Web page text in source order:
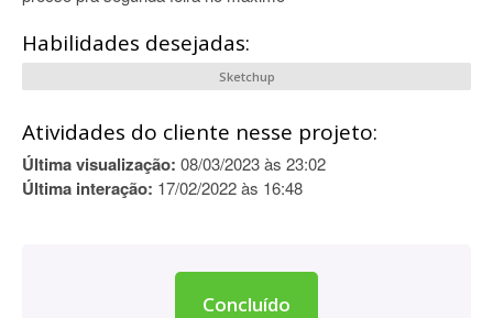
Habilidades desejadas:
Sketchup
Atividades do cliente nesse projeto:
Última visualização: 08/03/2023 às 23:02
Última interação: 17/02/2022 às 16:48
Concluído